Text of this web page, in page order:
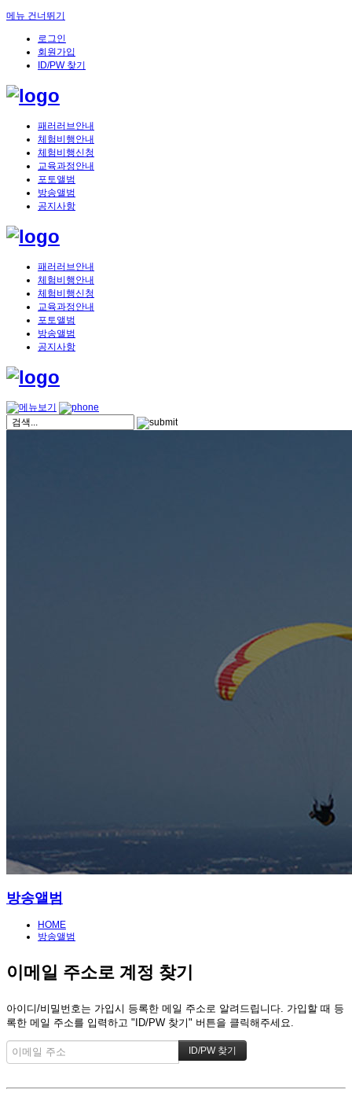
메뉴 건너뛰기
로그인
회원가입
ID/PW 찾기
패러러브안내
체험비행안내
체험비행신청
교육과정안내
포토앨범
방송앨범
공지사항
패러러브안내
체험비행안내
체험비행신청
교육과정안내
포토앨범
방송앨범
공지사항
방송앨범
HOME
방송앨범
이메일 주소로 계정 찾기
아이디/비밀번호는 가입시 등록한 메일 주소로 알려드립니다. 가입할 때 등
록한 메일 주소를 입력하고 "ID/PW 찾기" 버튼을 클릭해주세요.